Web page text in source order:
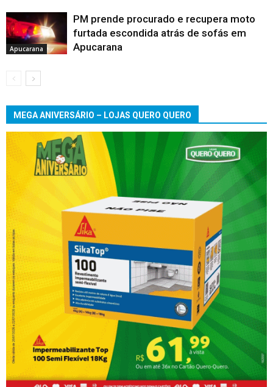
Apucarana
PM prende procurado e recupera moto
furtada escondida atrás de sofás em
Apucarana
MEGA ANIVERSÁRIO – LOJAS QUERO QUERO